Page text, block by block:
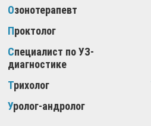
Озонотерапевт
Проктолог
Специалист по УЗ-
диагностике
Трихолог
Уролог-андролог